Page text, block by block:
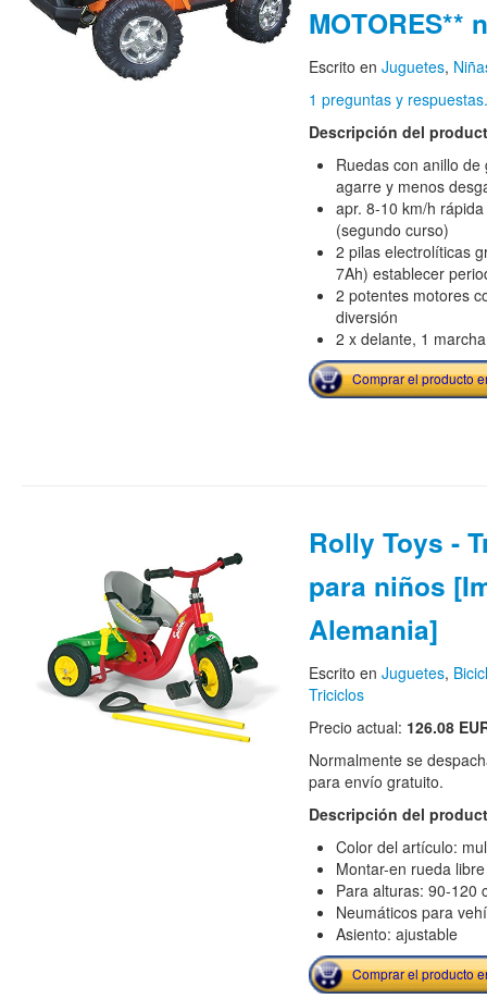
MOTORES**
Escrito en Juguetes,
1 preguntas y respuestas.
Descripción del
Ruedas con anillo
agarre y menos
apr. 8-10 km/h
(segundo curso)
2 pilas electrolíticas
7Ah) establecer
2 potentes motores
diversión
2 x delante, 1
Comprar el producto
Rolly Toys -
para niños
Alemania]
Escrito en Juguetes,
Triciclos
Precio actual: 126.08
Normalmente se
para envío gratuito.
Descripción del
Color del artículo:
Montar-en rueda
Para alturas: 90-120
Neumáticos para
Asiento: ajustable
Comprar el producto